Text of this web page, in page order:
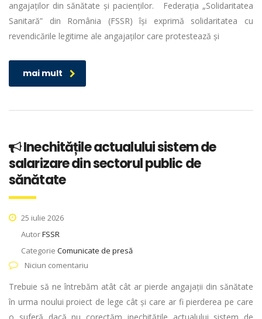
angajaților din sănătate și pacienților. Federația „Solidaritatea
Sanitară” din România (FSSR) își exprimă solidaritatea cu
revendicările legitime ale angajaților care protestează și
mai mult
Inechitățile actualului sistem de
salarizare din sectorul public de
sănătate
25 iulie 2026
AutorFSSR
Categorie Comunicate de presă
Niciun comentariu
Trebuie să ne întrebăm atât cât ar pierde angajații din sănătate
în urma noului proiect de lege cât și care ar fi pierderea pe care